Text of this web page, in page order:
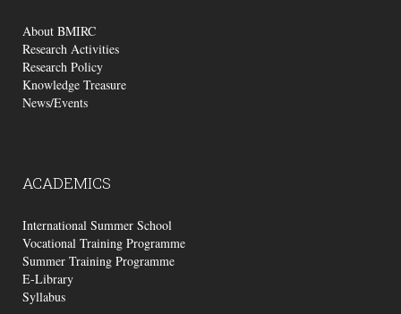
About BMIRC
Research Activities
Research Policy
Knowledge Treasure
News/Events
ACADEMICS
International Summer School
Vocational Training Programme
Summer Training Programme
E-Library
Syllabus